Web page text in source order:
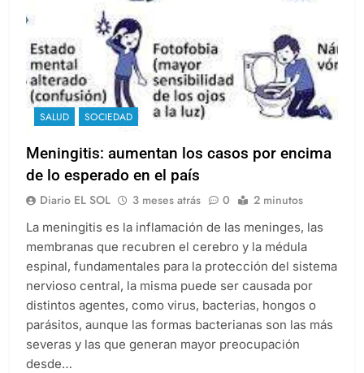
SALUD SOCIEDAD
Meningitis: aumentan los casos por encima
de lo esperado en el país
Diario EL SOL 3 meses atrás 0 2 minutos
La meningitis es la inflamación de las meninges, las
membranas que recubren el cerebro y la médula
espinal, fundamentales para la protección del sistema
nervioso central, la misma puede ser causada por
distintos agentes, como virus, bacterias, hongos o
parásitos, aunque las formas bacterianas son las más
severas y las que generan mayor preocupación
desde…